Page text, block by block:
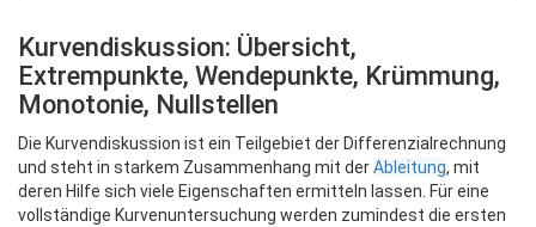
Kurvendiskussion: Übersicht,
Extrempunkte, Wendepunkte, Krümmung,
Monotonie, Nullstellen
Die Kurvendiskussion ist ein Teilgebiet der Differenzialrechnung
und steht in starkem Zusammenhang mit derAbleitung, mit
deren Hilfe sich viele Eigenschaften ermitteln lassen. Für eine
vollständige Kurvenuntersuchung werden zumindest die ersten